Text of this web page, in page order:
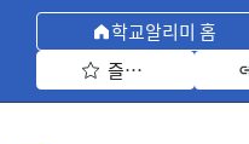
학교알리미 홈
즐겨찾기 선택